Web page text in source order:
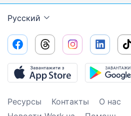
Русский
Ресурсы Контакты О нас